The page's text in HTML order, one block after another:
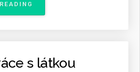
STĚHOVACÍ
s látkou